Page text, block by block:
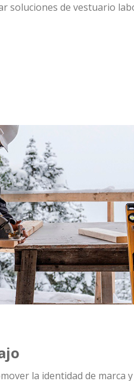
soluciones de vestuario
la identidad de marca